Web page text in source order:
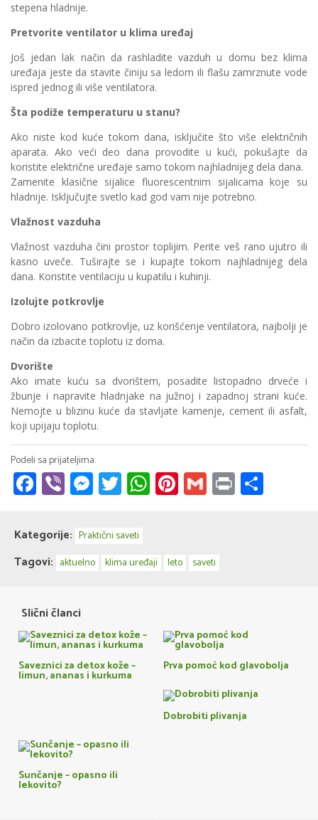
stepena hladnije.
Pretvorite ventilator u klima uređaj
Još jedan lak način da rashladite vazduh u domu bez klima
uređaja jeste da stavite činiju sa ledom ili flašu zamrznute vode
ispred jednog ili više ventilatora.
Šta podiže temperaturu u stanu?
Ako niste kod kuće tokom dana, isključite što više električnih
aparata. Ako veći deo dana provodite u kući, pokušajte da
koristite električne uređaje samo tokom najhladnijeg dela dana.
Zamenite klasične sijalice fluorescentnim sijalicama koje su
hladnije. Isključujte svetlo kad god vam nije potrebno.
Vlažnost vazduha
Vlažnost vazduha čini prostor toplijim. Perite veš rano ujutro ili
kasno uveče. Tuširajte se i kupajte tokom najhladnijeg dela
dana. Koristite ventilaciju u kupatilu i kuhinji.
Izolujte potkrovlje
Dobro izolovano potkrovlje, uz korišćenje ventilatora, najbolji je
način da izbacite toplotu iz doma.
Dvorište
Ako imate kuću sa dvorištem, posadite listopadno drveće i
žbunje i napravite hladnjake na južnoj i zapadnoj strani kuće.
Nemojte u blizinu kuće da stavljate kamenje, cement ili asfalt,
koji upijaju toplotu.
Facebook
ViberMessenger
Twitter
WhatsApp
Pinterest
Gmail
Print
Kategorije: Praktični saveti
Tagovi: aktuelno klima uređaji leto saveti
Slični članci
Saveznici za detox kože –
limun, ananas i kurkuma
Prva pomoć kod glavobolja
Dobrobiti plivanja
Sunčanje – opasno ili
lekovito?